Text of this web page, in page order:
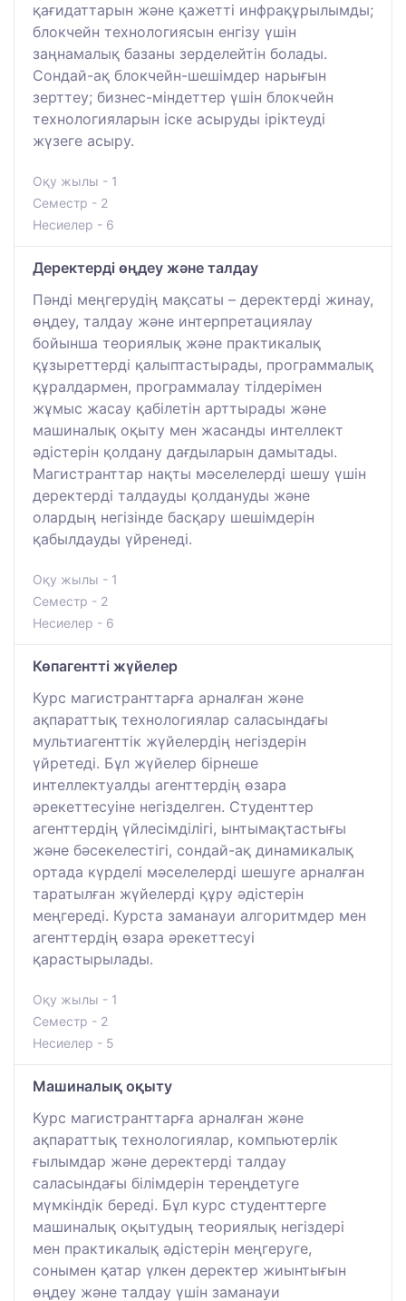
қағидаттарын және қажетті инфрақұрылымды;
блокчейн технологиясын енгізу үшін
заңнамалық базаны зерделейтін болады.
Сондай-ақ блокчейн-шешімдер нарығын
зерттеу; бизнес-міндеттер үшін блокчейн
технологияларын іске асыруды іріктеуді
жүзеге асыру.
Оқу жылы - 1
Семестр - 2
Несиелер - 6
Деректерді өңдеу және талдау
Пәнді меңгерудің мақсаты – деректерді жинау,
өңдеу, талдау және интерпретациялау
бойынша теориялық және практикалық
құзыреттерді қалыптастырады, программалық
құралдармен, программалау тілдерімен
жұмыс жасау қабілетін арттырады және
машиналық оқыту мен жасанды интеллект
әдістерін қолдану дағдыларын дамытады.
Магистранттар нақты мәселелерді шешу үшін
деректерді талдауды қолдануды және
олардың негізінде басқару шешімдерін
қабылдауды үйренеді.
Оқу жылы - 1
Семестр - 2
Несиелер - 6
Көпагентті жүйелер
Курс магистранттарға арналған және
ақпараттық технологиялар саласындағы
мультиагенттік жүйелердің негіздерін
үйретеді. Бұл жүйелер бірнеше
интеллектуалды агенттердің өзара
әрекеттесуіне негізделген. Студенттер
агенттердің үйлесімділігі, ынтымақтастығы
және бәсекелестігі, сондай-ақ динамикалық
ортада күрделі мәселелерді шешуге арналған
таратылған жүйелерді құру әдістерін
меңгереді. Курста заманауи алгоритмдер мен
агенттердің өзара әрекеттесуі
қарастырылады.
Оқу жылы - 1
Семестр - 2
Несиелер - 5
Машиналық оқыту
Курс магистранттарға арналған және
ақпараттық технологиялар, компьютерлік
ғылымдар және деректерді талдау
саласындағы білімдерін тереңдетуге
мүмкіндік береді. Бұл курс студенттерге
машиналық оқытудың теориялық негіздері
мен практикалық әдістерін меңгеруге,
сонымен қатар үлкен деректер жиынтығын
өңдеу және талдау үшін заманауи